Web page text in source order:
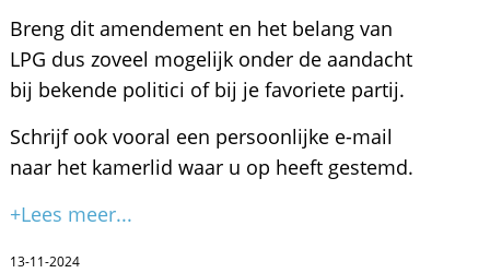
Breng dit amendement en het belang van
LPG dus zoveel mogelijk onder de aandacht
bij bekende politici of bij je favoriete partij.
Schrijf ook vooral een persoonlijke e-mail
naar het kamerlid waar u op heeft gestemd.
+Lees meer...
13-11-2024